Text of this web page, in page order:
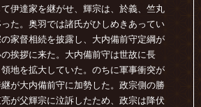
伊達家を継がせ、輝宗は、於義、竺丸
た。奥羽では諸氏がひしめきあってい
家督相続を披露し、大内備前守定綱が
挨拶に来た。大内備前守は世故に長
地を拡大していた。のちに軍事衝突が
が大内備前守に加勢した。政宗側の勝
が父輝宗に泣訴したため、政宗は降伏